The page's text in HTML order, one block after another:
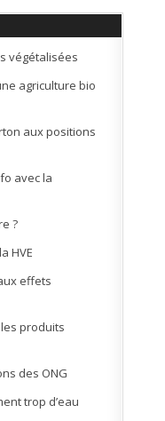
végétalisées
agriculture bio
aux positions
avec la
?
HVE
effets
produits
des ONG
trop d’eau